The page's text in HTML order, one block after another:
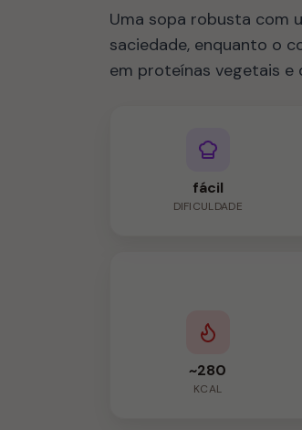
Uma sopa robusta com
saciedade, enquanto o
em proteínas vegetais e
fácil
DIFICULDADE
~280
KCAL